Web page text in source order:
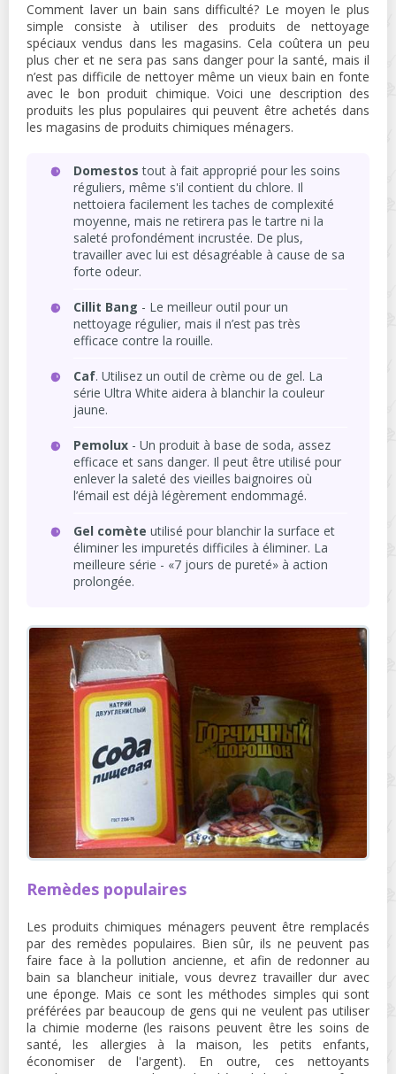
Comment laver un bain sans difficulté? Le moyen le plus
simple consiste à utiliser des produits de nettoyage
spéciaux vendus dans les magasins. Cela coûtera un peu
plus cher et ne sera pas sans danger pour la santé, mais il
n’est pas difficile de nettoyer même un vieux bain en fonte
avec le bon produit chimique. Voici une description des
produits les plus populaires qui peuvent être achetés dans
les magasins de produits chimiques ménagers.
Domestostout à fait approprié pour les soins
réguliers, même s'il contient du chlore. Il
nettoiera facilement les taches de complexité
moyenne, mais ne retirera pas le tartre ni la
saleté profondément incrustée. De plus,
travailler avec lui est désagréable à cause de sa
forte odeur.
Cillit Bang - Le meilleur outil pour un
nettoyage régulier, mais il n’est pas très
efficace contre la rouille.
Caf. Utilisez un outil de crème ou de gel. La
série Ultra White aidera à blanchir la couleur
jaune.
Pemolux - Un produit à base de soda, assez
efficace et sans danger. Il peut être utilisé pour
enlever la saleté des vieilles baignoires où
l’émail est déjà légèrement endommagé.
Gel comète utilisé pour blanchir la surface et
éliminer les impuretés difficiles à éliminer. La
meilleure série - «7 jours de pureté» à action
prolongée.
Remèdes populaires
Les produits chimiques ménagers peuvent être remplacés
par des remèdes populaires. Bien sûr, ils ne peuvent pas
faire face à la pollution ancienne, et afin de redonner au
bain sa blancheur initiale, vous devrez travailler dur avec
une éponge. Mais ce sont les méthodes simples qui sont
préférées par beaucoup de gens qui ne veulent pas utiliser
la chimie moderne (les raisons peuvent être les soins de
santé, les allergies à la maison, les petits enfants,
économiser de l'argent). En outre, ces nettoyants